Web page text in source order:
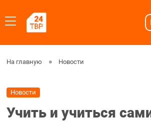
На главную Новости
Новости
Учить и учиться